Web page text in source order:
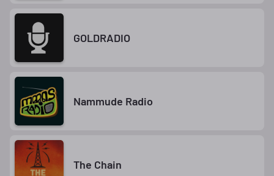
GOLDRADIO
Nammude Radio
The Chain